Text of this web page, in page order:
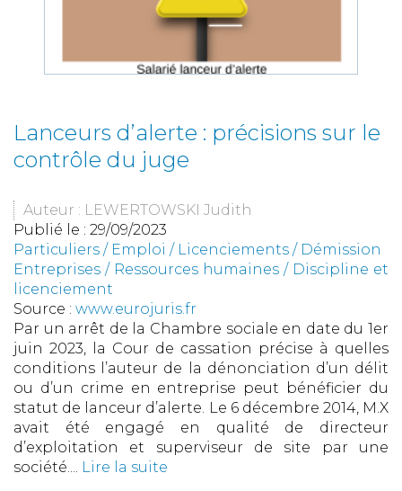
Lanceurs d’alerte : précisions sur le
contrôle du juge
Auteur : LEWERTOWSKI Judith
Publié le : 29/09/2023
Particuliers / Emploi / Licenciements / Démission
Entreprises / Ressources humaines / Discipline et
licenciement
Source : www.eurojuris.fr
Par un arrêt de la Chambre sociale en date du 1er
juin 2023, la Cour de cassation précise à quelles
conditions l’auteur de la dénonciation d’un délit
ou d’un crime en entreprise peut bénéficier du
statut de lanceur d’alerte. Le 6 décembre 2014, M.X
avait été engagé en qualité de directeur
d’exploitation et superviseur de site par une
société.... Lire la suite